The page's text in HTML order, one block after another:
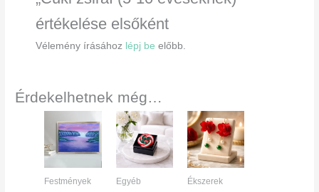
értékelése elsőként
Vélemény írásához lépj be előbb.
Érdekelhetnek még…
Festmények Egyéb Ékszerek